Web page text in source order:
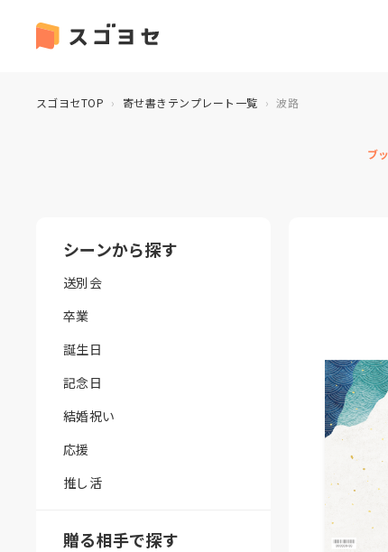
スゴヨセTOP 寄せ書きテンプレート一覧 波路
ブ
シーンから探す
送別会
卒業
誕生日
記念日
結婚祝い
応援
推し活
贈る相手で探す